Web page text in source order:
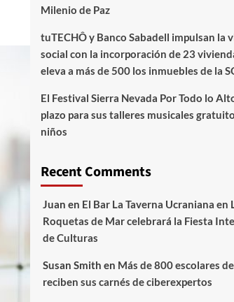
Milenio de Paz
tuTECHÔ y Banco Sabadell impulsan la
social con la incorporación de 23
eleva a más de 500 los inmuebles de la
El Festival Sierra Nevada Por Todo lo
plazo para sus talleres musicales
niños
Recent Comments
Juan en El Bar La Taverna Ucraniana en
Roquetas de Mar celebrará la Fiesta
de Culturas
Susan Smith en Más de 800 escolares
reciben sus carnés de ciberexpertos